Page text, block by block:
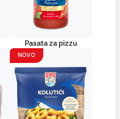
Pasata za pizzu
NOVO